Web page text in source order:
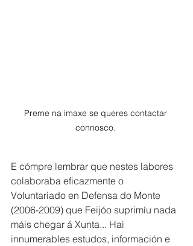
Preme na imaxe se queres contactar
connosco.
E cómpre lembrar que nestes labores
colaboraba eficazmente o
Voluntariado en Defensa do Monte
(2006-2009) que Feijóo suprimíu nada
máis chegar á Xunta... Hai
innumerables estudos, información e